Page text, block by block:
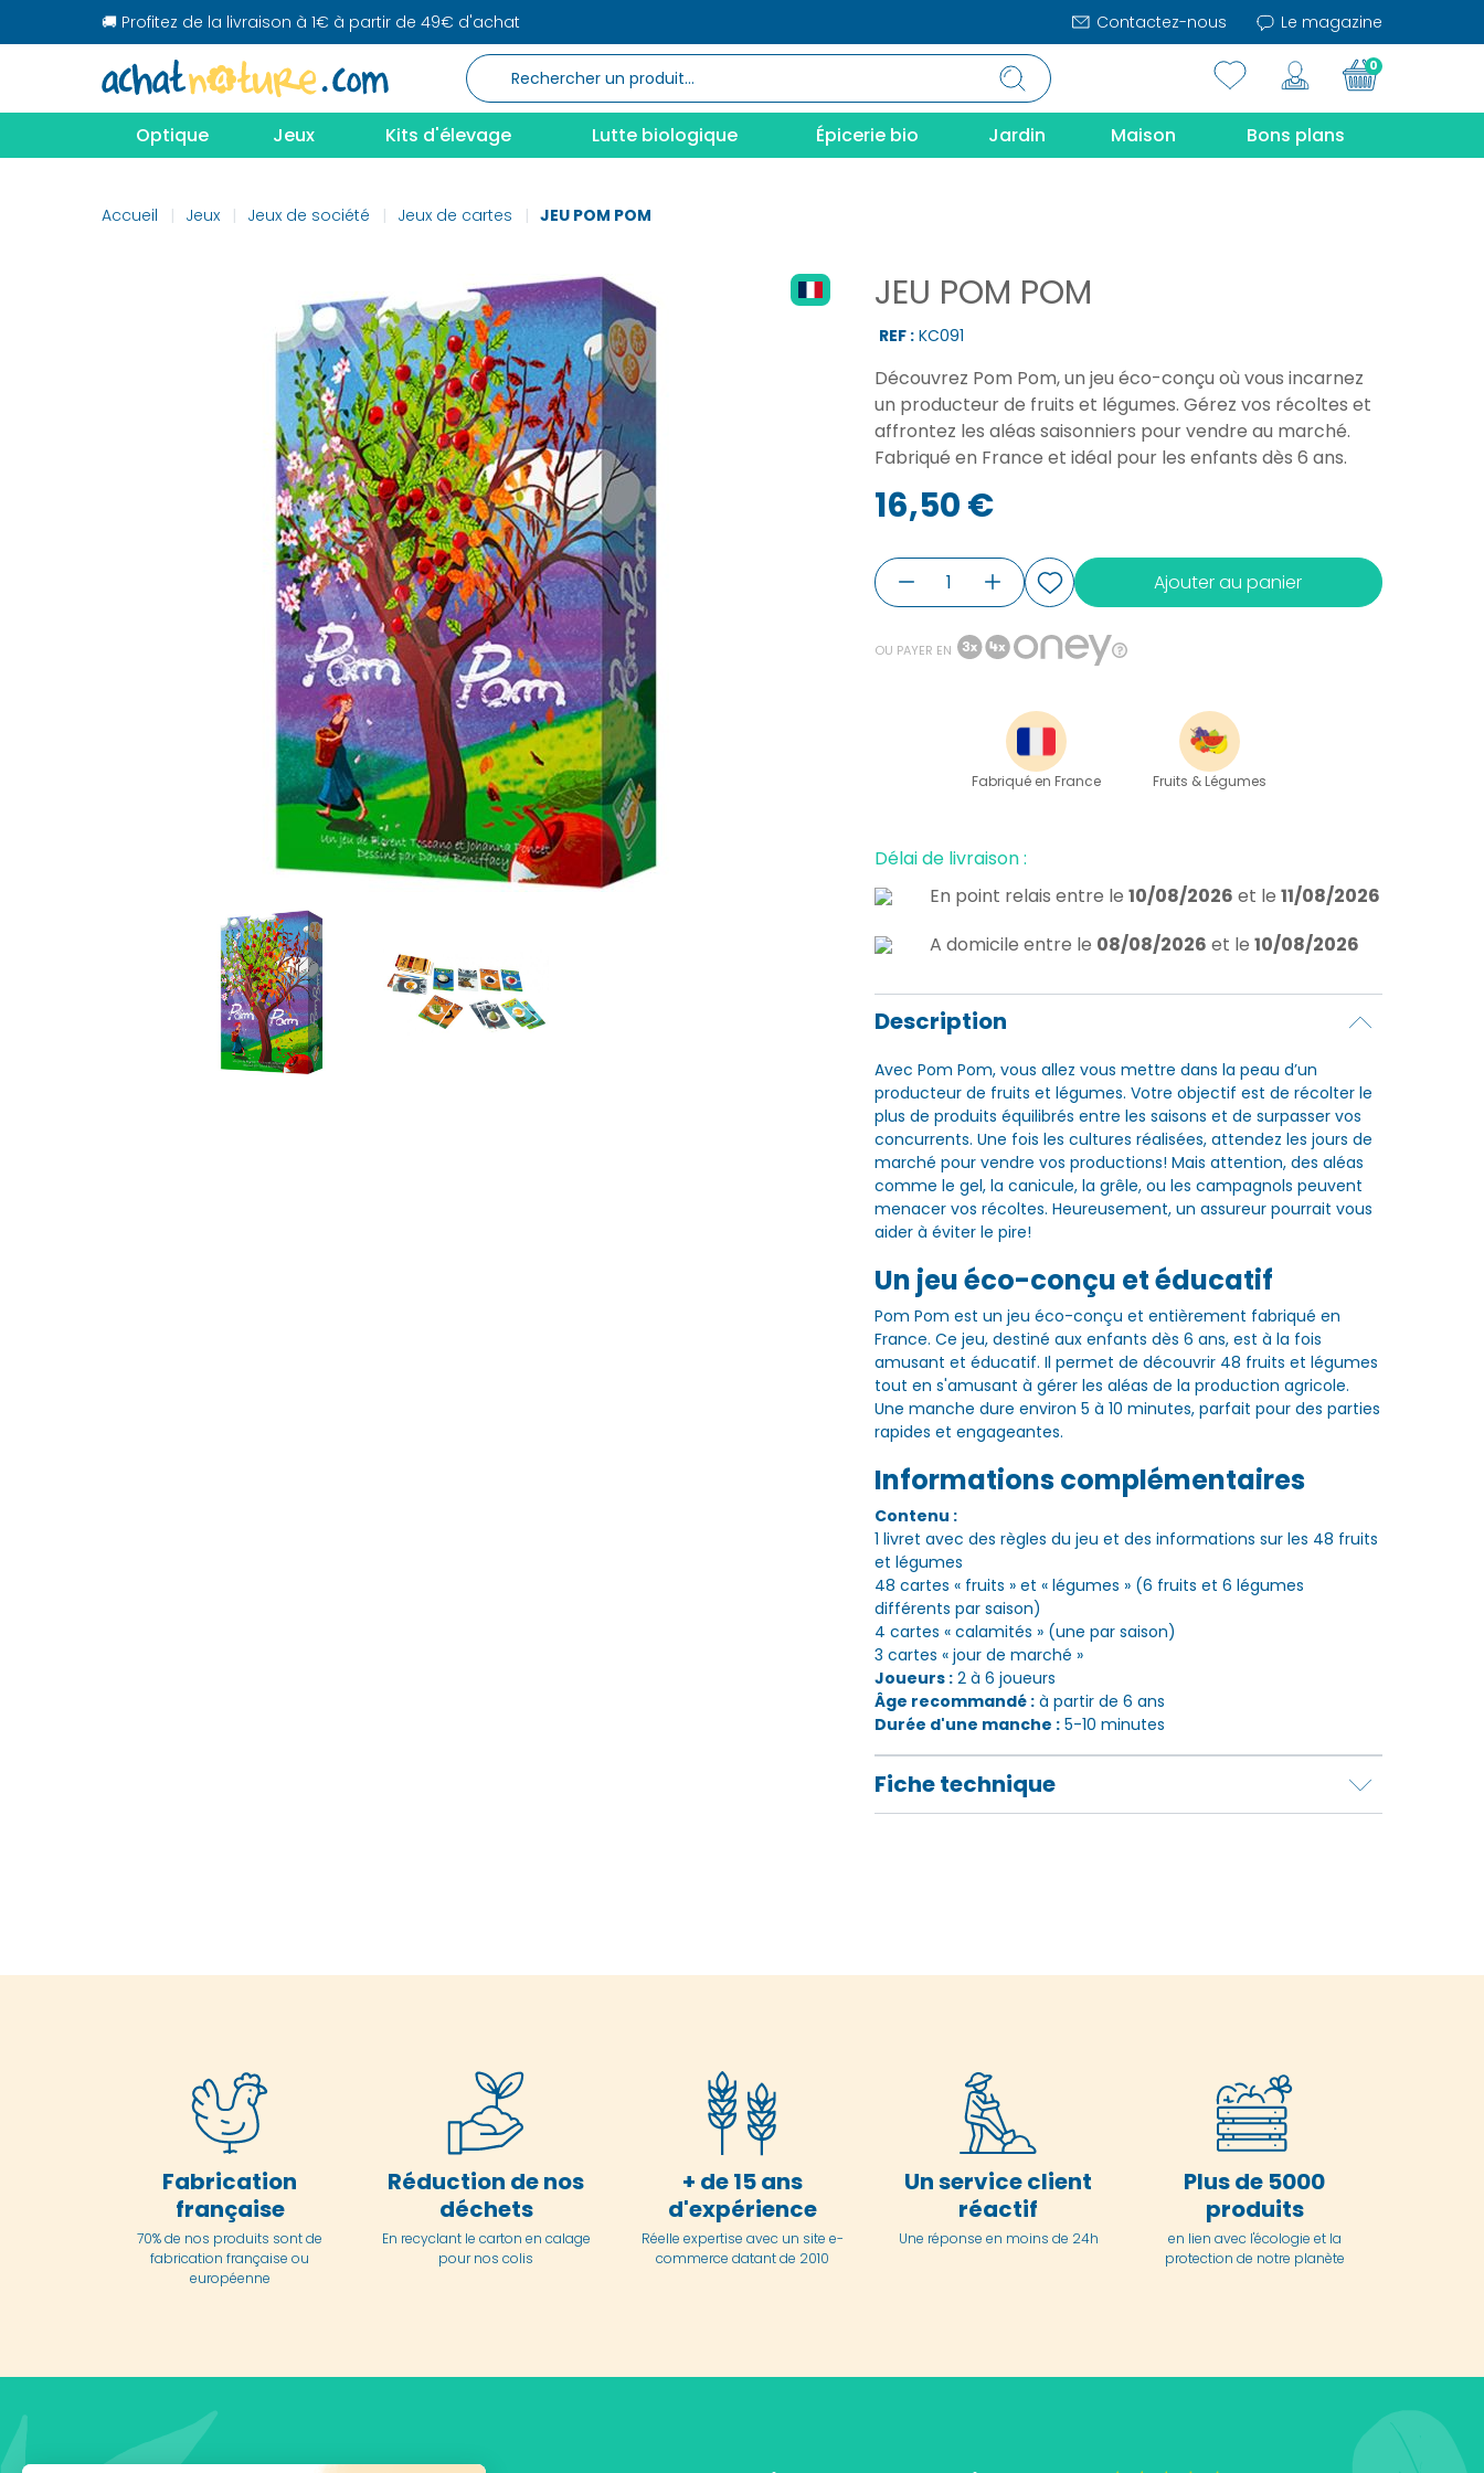
🚚 Profitez de la livraison à 1€ à partir de 49€ d'achat Contactez-nous Le magazine
0
Optique Jeux Kits d'élevage Lutte biologique Épicerie bio Jardin Maison Bons plans
Accueil Jeux Jeux de société Jeux de cartes JEU POM POM
JEU POM POM
REF : KC091
Découvrez Pom Pom, un jeu éco-conçu où vous incarnez
un producteur de fruits et légumes. Gérez vos récoltes et
affrontez les aléas saisonniers pour vendre au marché.
Fabriqué en France et idéal pour les enfants dès 6 ans.
16,50 €
Ajouter au panier
OU PAYER EN
Fabriqué en France Fruits & Légumes
Délai de livraison :
En point relais entre le 10/08/2026 et le 11/08/2026
A domicile entre le 08/08/2026 et le 10/08/2026
Description
Avec Pom Pom, vous allez vous mettre dans la peau d’un
producteur de fruits et légumes. Votre objectif est de récolter le
plus de produits équilibrés entre les saisons et de surpasser vos
concurrents. Une fois les cultures réalisées, attendez les jours de
marché pour vendre vos productions! Mais attention, des aléas
comme le gel, la canicule, la grêle, ou les campagnols peuvent
menacer vos récoltes. Heureusement, un assureur pourrait vous
aider à éviter le pire!
Un jeu éco-conçu et éducatif
Pom Pom est un jeu éco-conçu et entièrement fabriqué en
France. Ce jeu, destiné aux enfants dès 6 ans, est à la fois
amusant et éducatif. Il permet de découvrir 48 fruits et légumes
tout en s'amusant à gérer les aléas de la production agricole.
Une manche dure environ 5 à 10 minutes, parfait pour des parties
rapides et engageantes.
Informations complémentaires
Contenu :
1 livret avec des règles du jeu et des informations sur les 48 fruits
et légumes
48 cartes « fruits » et « légumes » (6 fruits et 6 légumes
différents par saison)
4 cartes « calamités » (une par saison)
3 cartes « jour de marché »
Joueurs :2 à 6 joueurs
Âge recommandé :à partir de 6 ans
Durée d'une manche :5-10 minutes
Fiche technique
Fabrication
française
70% de nos produits sont de
fabrication française ou
européenne
Réduction de nos
déchets
En recyclant le carton en calage
pour nos colis
+ de 15 ans
d'expérience
Réelle expertise avec un site e-
commerce datant de 2010
Un service client
réactif
Une réponse en moins de 24h
Plus de 5000
produits
en lien avec l'écologie et la
protection de notre planète